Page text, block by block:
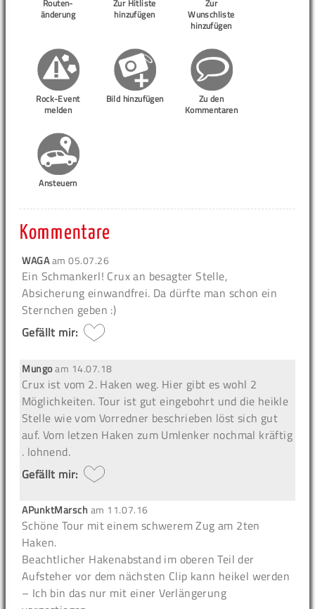
Routen-
änderung
Zur Hitliste
hinzufügen
Zur
Wunschliste
hinzufügen
Rock-Event
melden
Bild hinzufügen
Zu den
Kommentaren
Ansteuern
Kommentare
WAGAam05.07.26
Ein Schmankerl! Crux an besagter Stelle,
Absicherung einwandfrei. Da dürfte man schon ein
Sternchen geben :)
Gefällt mir:
Mungoam 14.07.18
Crux ist vom 2. Haken weg. Hier gibt es wohl 2
Möglichkeiten. Tour ist gut eingebohrt und die heikle
Stelle wie vom Vorredner beschrieben löst sich gut
auf. Vom letzen Haken zum Umlenker nochmal kräftig
. lohnend.
Gefällt mir:
APunktMarscham 11.07.16
Schöne Tour mit einem schwerem Zug am 2ten
Haken.
Beachtlicher Hakenabstand im oberen Teil der
Aufsteher vor dem nächsten Clip kann heikel werden
– Ich bin das nur mit einer Verlängerung